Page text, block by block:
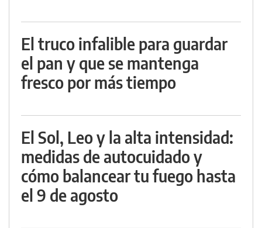
El truco infalible para guardar
el pan y que se mantenga
fresco por más tiempo
El Sol, Leo y la alta intensidad:
medidas de autocuidado y
cómo balancear tu fuego hasta
el 9 de agosto